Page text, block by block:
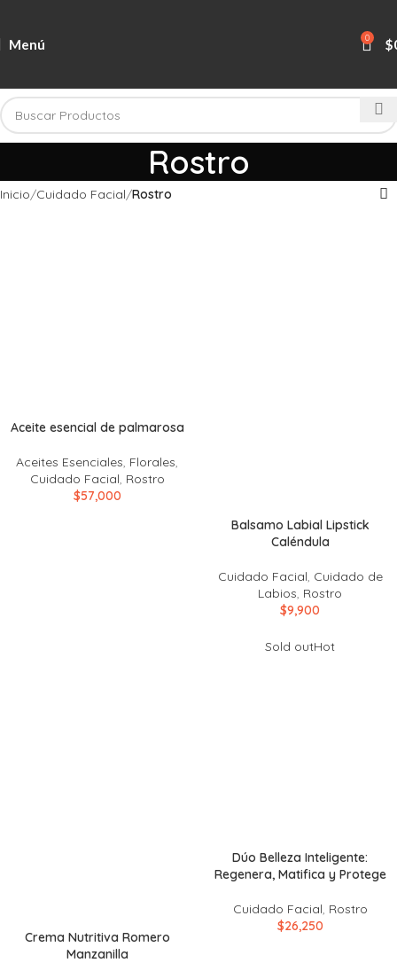
Menú 0 $
Rostro
Inicio Cuidado Facial Rostro
Aceite esencial de palmarosa
Aceites Esenciales, Florales,
Cuidado Facial, Rostro
$57,000
Balsamo Labial Lipstick
Caléndula
Cuidado Facial Cuidado de
Labios Rostro
$9,900
Crema Nutritiva Romero
Manzanilla
Sold outHot
Dúo Belleza Inteligente:
Regenera, Matifica y Protege
Cuidado Facial Rostro
$26,250